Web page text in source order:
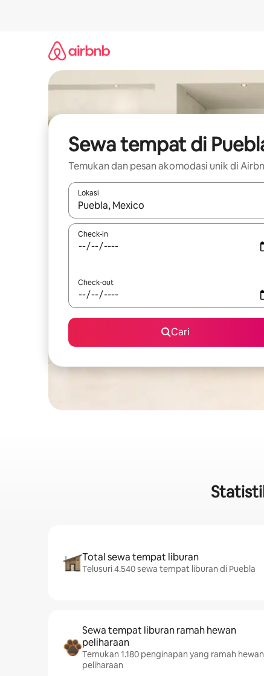
Sewa tempat di
Temukan dan pesan akomodasi unik di
Lokasi
Jika hasil yang dicari tersedia, telusuri dengan
Check-in
Check-out
Cari
Total sewa tempat liburan
Telusuri 4.540 sewa tempat liburan di Puebla
Sewa tempat liburan ramah hewan
peliharaan
Temukan 1.180 penginapan yang ramah hewan
peliharaan